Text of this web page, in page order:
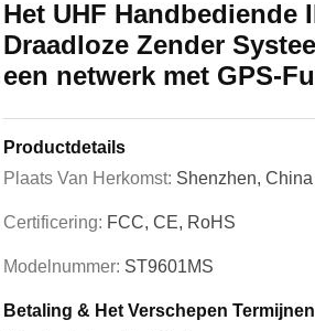
Het UHF Handbediende
Draadloze Zender
een netwerk met GPS-
Productdetails
Plaats Van Herkomst: Shenzhen, China
Certificering: FCC, CE, RoHS
Modelnummer: ST9601MS
Betaling & Het Verschepen Termijnen